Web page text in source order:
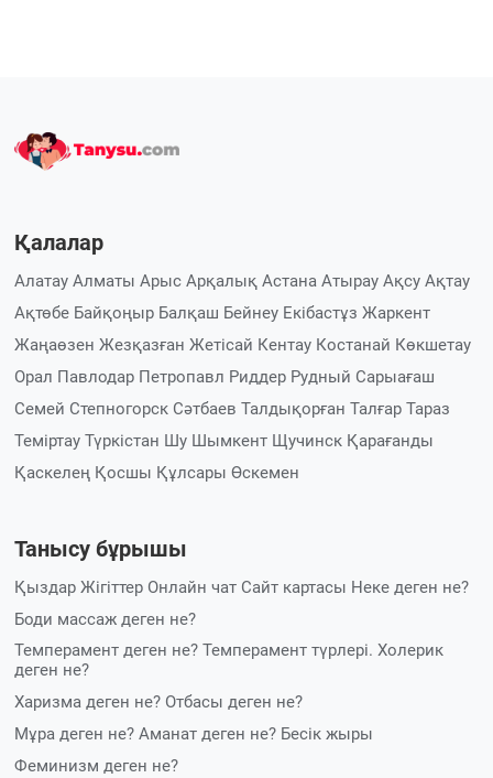
Қалалар
Алатау Алматы Арыс Арқалық Астана Атырау Ақсу Ақтау
Ақтөбе Байқоңыр Балқаш Бейнеу Екібастұз Жаркент
Жаңаөзен Жезқазған Жетісай Кентау Костанай Көкшетау
Орал Павлодар Петропавл Риддер Рудный Сарыағаш
Семей Степногорск Сәтбаев Талдықорған Талғар Тараз
Теміртау Түркістан Шу Шымкент Щучинск Қарағанды
Қаскелең Қосшы Құлсары Өскемен
Танысу бұрышы
Қыздар Жігіттер Онлайн чат Сайт картасы Неке деген не?
Боди массаж деген не?
Темперамент деген не? Темперамент түрлері. Холерик
деген не?
Харизма деген не? Отбасы деген не?
Мұра деген не? Аманат деген не? Бесік жыры
Феминизм деген не?